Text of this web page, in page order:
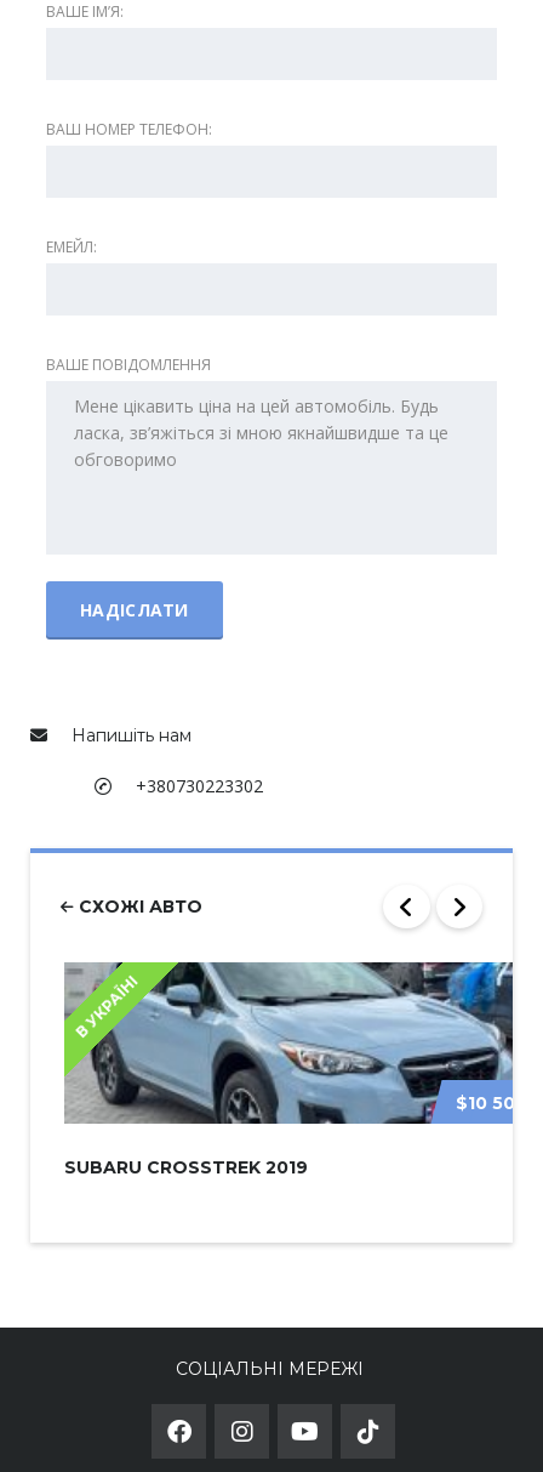
ВАШЕ ІМʼЯ:
ВАШ НОМЕР ТЕЛЕФОН:
ЕМЕЙЛ:
ВАШЕ ПОВІДОМЛЕННЯ
Напишіть нам
+380730223302
СХОЖІ АВТО
В УКРАЇНІ
$10 500
SUBARU CROSSTREK 2019
СОЦІАЛЬНІ МЕРЕЖІ